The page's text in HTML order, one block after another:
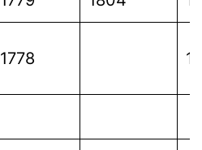
1778